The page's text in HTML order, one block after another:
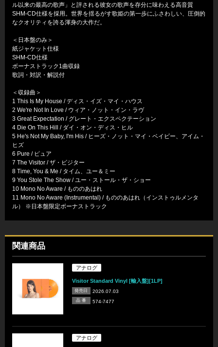
ル以来の最高の歌声」と評される彼女の歌声を存分に味わえる高音質
SHM-CD仕様を採用。世界を揺るがす歌姫の第一歩にふさわしい、圧倒的
なクオリティを誇る渾身の大作だ。
＜日本盤のみ＞
紙ジャケット仕様
SHM-CD仕様
ボーナストラック1曲収録
歌詞・対訳・解説付
＜収録曲＞
1 This Is My House / ディス・イズ・マイ・ハウス
2 We're Not In Love / ウィア・ノット・イン・ラヴ
3 Great Expectation / グレート・エクスペクテーション
4 Die On This Hill / ダイ・オン・ディス・ヒル
5 He's Not My Baby, I'm His / ヒーズ・ノット・マイ・ベイビー、アイム・
ヒズ
6 Pure / ピュア
7 The Visitor / ザ・ビジター
8 Time, You & Me / タイム、ユー＆ミー
9 You Stole The Show / ユー・ストール・ザ・ショー
10 Mono No Aware / もののあはれ
11 Mono No Aware (Instrumental) / もののあはれ（インストゥルメンタ
ル） ※日本盤限定ボーナストラック
関連商品
アナログ
Visitor Standard Vinyl [輸入盤][1LP]
発売日 2026.07.03
品 番 574-7477
アナログ